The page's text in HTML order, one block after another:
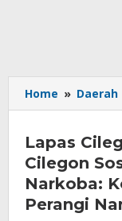
Home » Daerah
Lapas
Cilegon
Narkoba:
Perangi